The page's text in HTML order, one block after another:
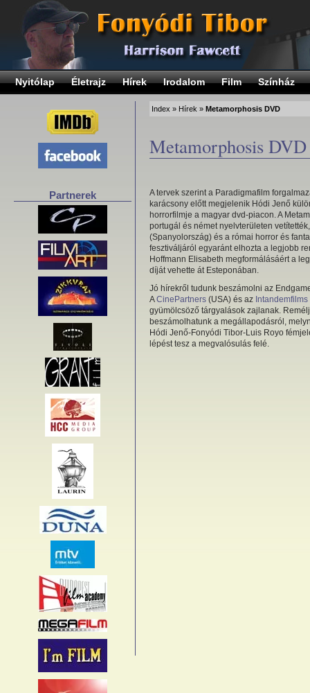
Nyitólap Életrajz Hírek Irodalom Film Színház
Partnerek
Index » Hírek » Metamorphosis DVD
Metamorphosis DVD
A tervek szerint a Paradigmafilm
karácsony előtt megjelenik Hódi Jenő
horrorfilmje a magyar dvd-piacon. A
portugál és német nyelvterületen
(Spanyolország) és a római horror és
fesztiváljáról egyaránt elhozta a legjobb
Hoffmann Elisabeth megformálásáért a
díját vehette át Esteponában.
Jó hírekről tudunk beszámolni az
ACinePartners (USA) és az Intandemfilms
gyümölcsöző tárgyalások zajlanak.
beszámolhatunk a megállapodásról,
Hódi Jenő-Fonyódi Tibor-Luis Royo
lépést tesz a megvalósulás felé.